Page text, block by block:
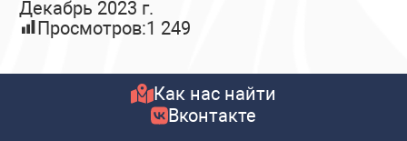
Декабрь 2023 г.
Просмотров:1 249
Как нас найти
Вконтакте